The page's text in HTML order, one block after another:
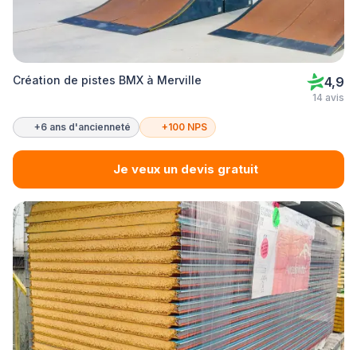
Création de pistes BMX à Merville 4,9
14 avis
+6 ans d'ancienneté +100 NPS
Je veux un devis gratuit